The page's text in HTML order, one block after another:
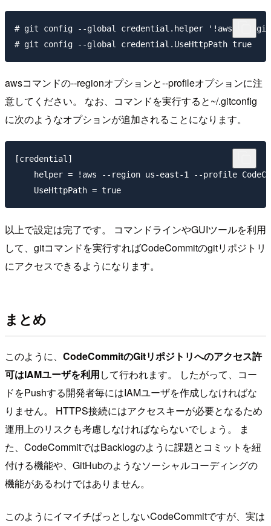
# git config --global credential.helper '!aws --region
awsコマンドの--regionオプションと--profileオプションに注
意してください。 なお、コマンドを実行すると~/.gitconfig
に次のようなオプションが追加されることになります。
[credential]
helper = !aws --region us-east-1 --profile
以上で設定は完了です。 コマンドラインやGUIツールを利用
して、gitコマンドを実行すればCodeCommitのgitリポジトリ
にアクセスできるようになります。
まとめ
このように、 CodeCommitのGitリポジトリへのアクセス許
可はIAMユーザを利用して行われます。 したがって、コー
ドをPushする開発者毎にはIAMユーザを作成しなければな
りません。 HTTPS接続にはアクセスキーが必要となるため
運用上のリスクも考慮しなければならないでしょう。 ま
た、CodeCommitではBacklogのように課題とコミットを紐
付ける機能や、GitHubのようなソーシャルコーディングの
機能があるわけではありません。
このようにイマイチぱっとしないCodeCommitですが、実は